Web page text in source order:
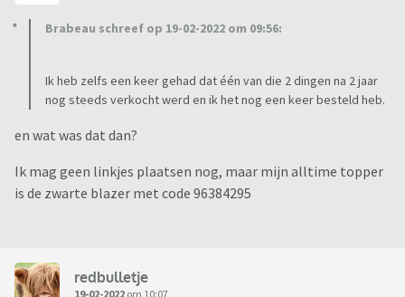
Brabeau schreef op 19-02-2022 om 09:56:
Ik heb zelfs een keer gehad dat één van die 2 dingen na 2 jaar
nog steeds verkocht werd en ik het nog een keer besteld heb.
en wat was dat dan?
Ik mag geen linkjes plaatsen nog, maar mijn alltime topper
is de zwarte blazer met code 96384295
redbulletje
19-02-2022 om 10:07